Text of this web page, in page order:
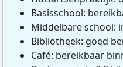
Basisschool:
Middelbare school:
Bibliotheek: goed
Café: bereikbaar